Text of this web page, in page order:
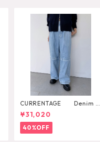
CURRENTAGE Denim P
ants
¥31,020
40%OFF